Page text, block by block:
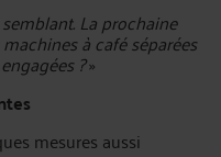
La prochaine
à café séparées
?»
mesures aussi